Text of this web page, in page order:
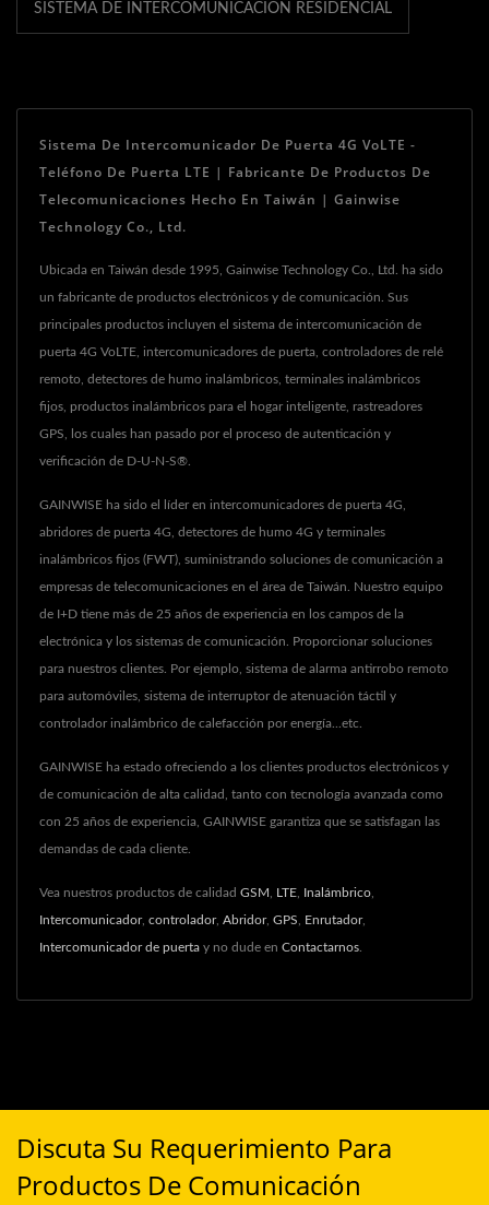
SISTEMA DE INTERCOMUNICACIÓN RESIDENCIAL
Sistema De Intercomunicador De Puerta 4G VoLTE -
Teléfono De Puerta LTE | Fabricante De Productos De
Telecomunicaciones Hecho En Taiwán | Gainwise
Technology Co., Ltd.
Ubicada en Taiwán desde 1995, Gainwise Technology Co., Ltd. ha sido
un fabricante de productos electrónicos y de comunicación. Sus
principales productos incluyen el sistema de intercomunicación de
puerta 4G VoLTE, intercomunicadores de puerta, controladores de relé
remoto, detectores de humo inalámbricos, terminales inalámbricos
fijos, productos inalámbricos para el hogar inteligente, rastreadores
GPS, los cuales han pasado por el proceso de autenticación y
verificación de D-U-N-S®.
GAINWISE ha sido el líder en intercomunicadores de puerta 4G,
abridores de puerta 4G, detectores de humo 4G y terminales
inalámbricos fijos (FWT), suministrando soluciones de comunicación a
empresas de telecomunicaciones en el área de Taiwán. Nuestro equipo
de I+D tiene más de 25 años de experiencia en los campos de la
electrónica y los sistemas de comunicación. Proporcionar soluciones
para nuestros clientes. Por ejemplo, sistema de alarma antirrobo remoto
para automóviles, sistema de interruptor de atenuación táctil y
controlador inalámbrico de calefacción por energía...etc.
GAINWISE ha estado ofreciendo a los clientes productos electrónicos y
de comunicación de alta calidad, tanto con tecnología avanzada como
con 25 años de experiencia, GAINWISE garantiza que se satisfagan las
demandas de cada cliente.
Vea nuestros productos de calidad GSM LTE Inalámbrico
Intercomunicador, controlador, Abridor, GPS Enrutador,
Intercomunicador de puerta y no dude en Contactarnos
Discuta Su Requerimiento Para
Productos De Comunicación